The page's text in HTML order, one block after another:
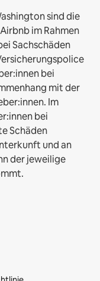
sind die
im Rahmen
Sachschäden
bei
mit der
Im
bei
Schäden
und an
der jeweilige